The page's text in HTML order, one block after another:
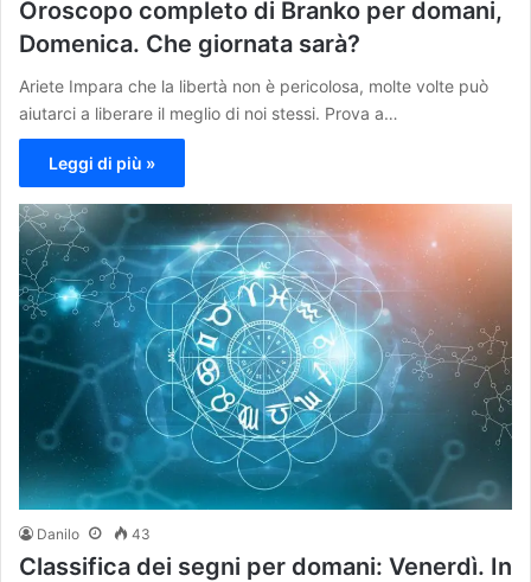
Oroscopo completo di Branko per domani,
Domenica. Che giornata sarà?
Ariete Impara che la libertà non è pericolosa, molte volte può
aiutarci a liberare il meglio di noi stessi. Prova a…
Leggi di più »
Danilo 43
Classifica dei segni per domani: Venerdì. In